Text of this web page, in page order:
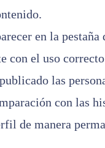
en la
con el uso
las
con las
de manera